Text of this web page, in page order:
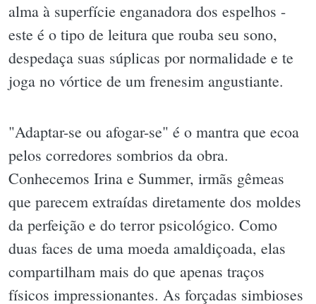
alma à superfície enganadora dos espelhos -
este é o tipo de leitura que rouba seu sono,
despedaça suas súplicas por normalidade e te
joga no vórtice de um frenesim angustiante.
"Adaptar-se ou afogar-se" é o mantra que ecoa
pelos corredores sombrios da obra.
Conhecemos Irina e Summer, irmãs gêmeas
que parecem extraídas diretamente dos moldes
da perfeição e do terror psicológico. Como
duas faces de uma moeda amaldiçoada, elas
compartilham mais do que apenas traços
físicos impressionantes. As forçadas simbioses